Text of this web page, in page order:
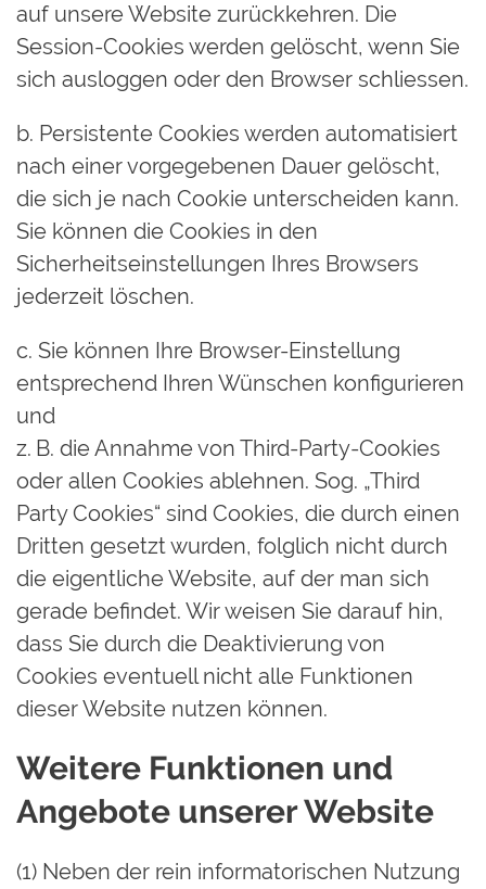
auf unsere Website zurückkehren. Die
Session-Cookies werden gelöscht, wenn Sie
sich ausloggen oder den Browser schliessen.
b. Persistente Cookies werden automatisiert
nach einer vorgegebenen Dauer gelöscht,
die sich je nach Cookie unterscheiden kann.
Sie können die Cookies in den
Sicherheitseinstellungen Ihres Browsers
jederzeit löschen.
c. Sie können Ihre Browser-Einstellung
entsprechend Ihren Wünschen konfigurieren
und
z. B. die Annahme von Third-Party-Cookies
oder allen Cookies ablehnen. Sog. „Third
Party Cookies“ sind Cookies, die durch einen
Dritten gesetzt wurden, folglich nicht durch
die eigentliche Website, auf der man sich
gerade befindet. Wir weisen Sie darauf hin,
dass Sie durch die Deaktivierung von
Cookies eventuell nicht alle Funktionen
dieser Website nutzen können.
Weitere Funktionen und
Angebote unserer Website
(1) Neben der rein informatorischen Nutzung